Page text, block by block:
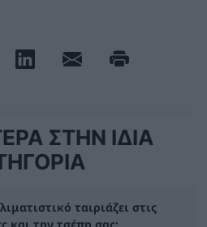
ΣΤΗΝ ΙΔΙΑ
ταιριάζει στις